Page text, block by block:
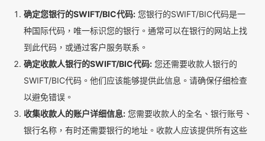
确定您银行的SWIFT/BIC代码: 您银行的SWIFT/BIC代码是一
种国际代码，唯一标识您的银行。通常可以在银行的网站上找
到此代码，或通过客户服务联系。
确定收款人银行的SWIFT/BIC代码: 您还需要收款人银行的
SWIFT/BIC代码。他们应该能够提供此信息。请确保仔细检查
以避免错误。
收集收款人的账户详细信息: 您需要收款人的全名、银行账号、
银行名称，有时还需要银行的地址。收款人应该提供所有这些